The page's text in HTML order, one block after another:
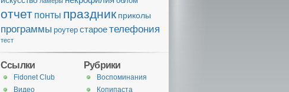
отчет понты праздник приколы
программы роутер староетелефония
тест
Рубрики
Воспоминания
Копипаста
Ссылки
Fidonet Club
Видео